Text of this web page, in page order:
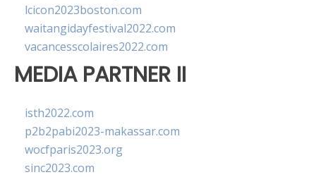
lcicon2023boston.com
waitangidayfestival2022.com
vacancesscolaires2022.com
MEDIA PARTNER II
isth2022.com
p2b2pabi2023-makassar.com
wocfparis2023.org
sinc2023.com